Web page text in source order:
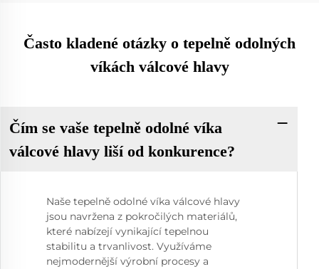
Často kladené otázky o tepelně odolných
víkách válcové hlavy
Čím se vaše tepelně odolné víka
válcové hlavy liší od konkurence?
Naše tepelně odolné víka válcové hlavy
jsou navržena z pokročilých materiálů,
které nabízejí vynikající tepelnou
stabilitu a trvanlivost. Využíváme
nejmodernější výrobní procesy a